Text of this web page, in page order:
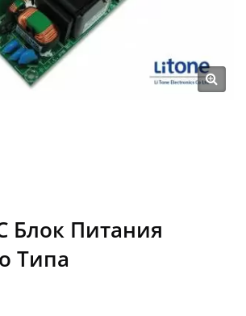
Блок Питания
Типа